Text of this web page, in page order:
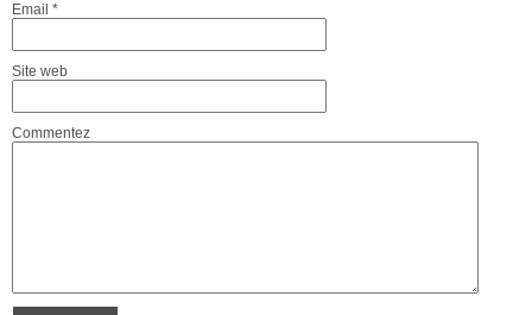
Email *
Site web
Commentez